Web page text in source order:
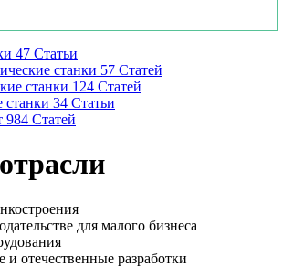
47 Статьи
станки 57 Статей
станки 124 Статей
станки 34 Статьи
984 Статей
для малого бизнеса
отечественные разработки